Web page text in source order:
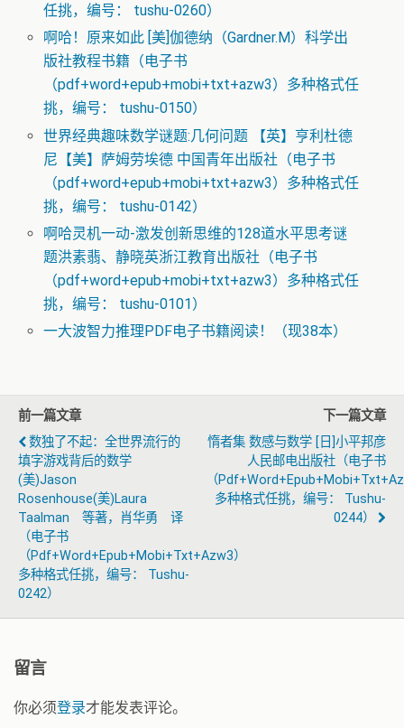
任挑，编号： tushu-0260）
啊哈！原来如此 [美]伽德纳（Gardner.M）科学出
版社教程书籍（电子书
（pdf+word+epub+mobi+txt+azw3）多种格式任
挑，编号： tushu-0150）
世界经典趣味数学谜题:几何问题 【英】亨利杜德
尼【美】萨姆劳埃德 中国青年出版社（电子书
（pdf+word+epub+mobi+txt+azw3）多种格式任
挑，编号： tushu-0142）
啊哈灵机一动-激发创新思维的128道水平思考谜
题洪素翡、静晓英浙江教育出版社（电子书
（pdf+word+epub+mobi+txt+azw3）多种格式任
挑，编号： tushu-0101）
一大波智力推理PDF电子书籍阅读！（现38本）
前一篇文章
数独了不起：全世界流行的
填字游戏背后的数学
(美)Jason
Rosenhouse(美)Laura
Taalman 等著，肖华勇 译
（电子书
（pdf+word+epub+mobi+txt+azw3）
多种格式任挑，编号： Tushu-
0242）
下一篇文章
惰者集 数感与数学 [日]小平邦彦
人民邮电出版社（电子书
（
多种格式任挑，编号： Tushu-
0244）
留言
你必须登录才能发表评论。